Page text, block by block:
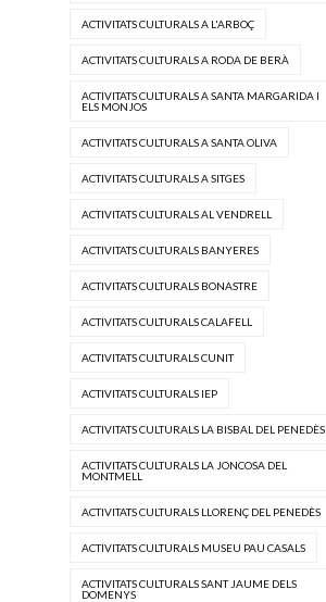
ACTIVITATS CULTURALS A L'ARBOÇ
ACTIVITATS CULTURALS A RODA DE BERÀ
ACTIVITATS CULTURALS A SANTA MARGARIDA I
ELS MONJOS
ACTIVITATS CULTURALS A SANTA OLIVA
ACTIVITATS CULTURALS A SITGES
ACTIVITATS CULTURALS AL VENDRELL
ACTIVITATS CULTURALS BANYERES
ACTIVITATS CULTURALS BONASTRE
ACTIVITATS CULTURALS CALAFELL
ACTIVITATS CULTURALS CUNIT
ACTIVITATS CULTURALS IEP
ACTIVITATS CULTURALS LA BISBAL DEL PENEDÈS
ACTIVITATS CULTURALS LA JONCOSA DEL
MONTMELL
ACTIVITATS CULTURALS LLORENÇ DEL PENEDÈS
ACTIVITATS CULTURALS MUSEU PAU CASALS
ACTIVITATS CULTURALS SANT JAUME DELS
DOMENYS